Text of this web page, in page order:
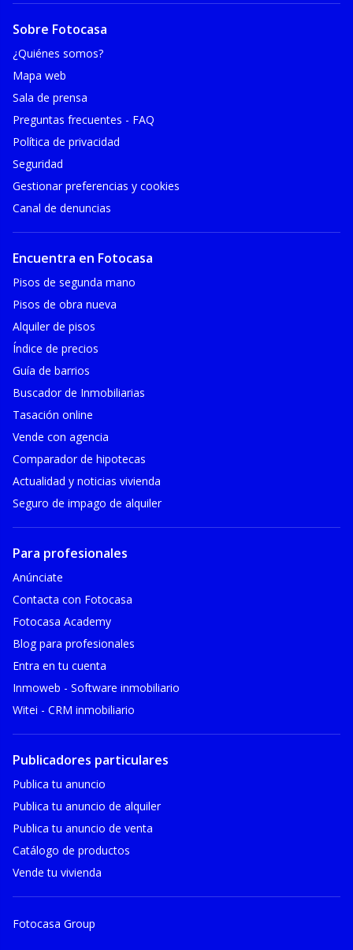
Sobre Fotocasa
¿Quiénes somos?
Mapa web
Sala de prensa
Preguntas frecuentes - FAQ
Política de privacidad
Seguridad
Gestionar preferencias y cookies
Canal de denuncias
Encuentra en Fotocasa
Pisos de segunda mano
Pisos de obra nueva
Alquiler de pisos
Índice de precios
Guía de barrios
Buscador de Inmobiliarias
Tasación online
Vende con agencia
Comparador de hipotecas
Actualidad y noticias vivienda
Seguro de impago de alquiler
Para profesionales
Anúnciate
Contacta con Fotocasa
Fotocasa Academy
Blog para profesionales
Entra en tu cuenta
Inmoweb - Software inmobiliario
Witei - CRM inmobiliario
Publicadores particulares
Publica tu anuncio
Publica tu anuncio de alquiler
Publica tu anuncio de venta
Catálogo de productos
Vende tu vivienda
Fotocasa Group